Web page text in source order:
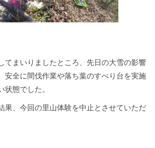
てまいりましたところ、先日の大雪の影響
安全に間伐作業や落ち葉のすべり台を実施
状態でした。
果、今回の里山体験を中止とさせていただ